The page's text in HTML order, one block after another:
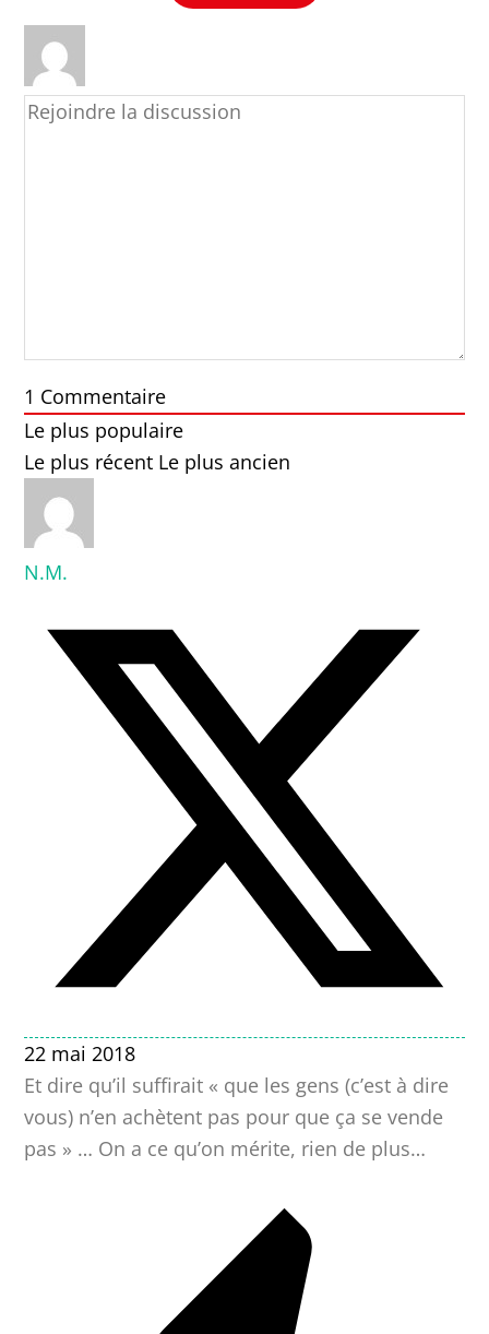
1 Commentaire
Le plus populaire
Le plus récent Le plus ancien
N.M.
22 mai 2018
Et dire qu’il suffirait « que les gens (c’est à dire
vous) n’en achètent pas pour que ça se vende
pas » … On a ce qu’on mérite, rien de plus…